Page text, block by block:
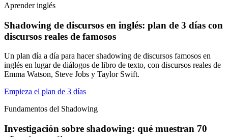
Aprender inglés
Shadowing de discursos en inglés: plan de 3 días con
discursos reales de famosos
Un plan día a día para hacer shadowing de discursos famosos en
inglés en lugar de diálogos de libro de texto, con discursos reales de
Emma Watson, Steve Jobs y Taylor Swift.
Empieza el plan de 3 días
Fundamentos del Shadowing
Investigación sobre shadowing: qué muestran 70